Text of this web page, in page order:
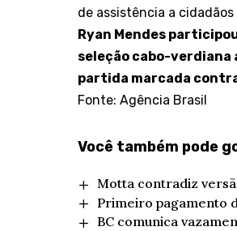
de assistência a cidadãos
Ryan Mendes
seleção cabo-verdiana
partida marcada
Fonte: Agência Brasil
Você também pode
Motta contradiz
Primeiro pagamento
BC comunica